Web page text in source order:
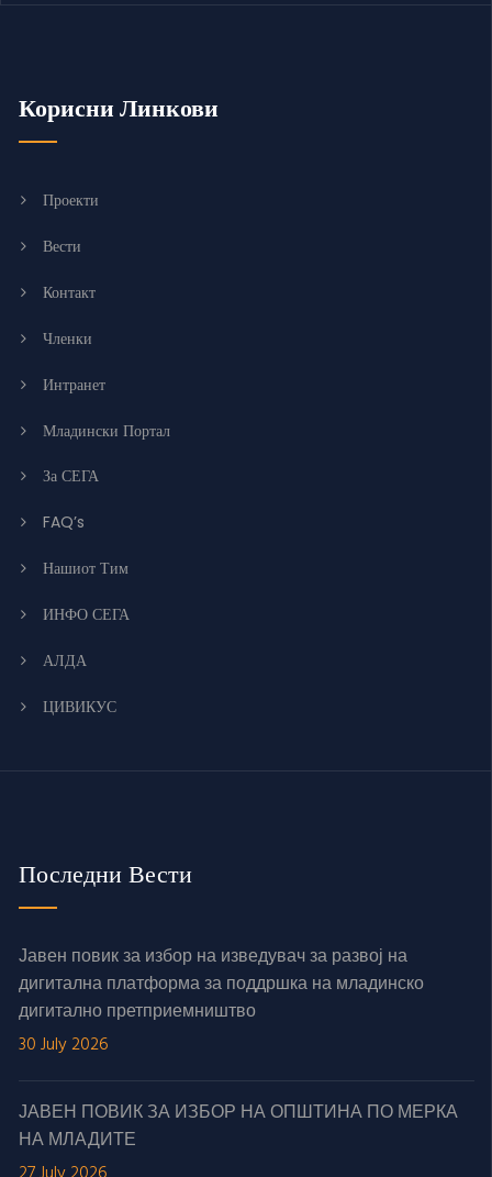
Корисни Линкови
Проекти
Вести
Контакт
Членки
Интранет
Младински Портал
За СЕГА
FAQ’s
Нашиот Тим
ИНФО СЕГА
АЛДА
ЦИВИКУС
Последни Вести
Јавен повик за избор на изведувач за развој на
дигитална платформа за поддршка на младинско
дигитално претприемништво
30 July 2026
ЈАВЕН ПОВИК ЗА ИЗБОР НА ОПШТИНА ПО МЕРКА
НА МЛАДИТЕ